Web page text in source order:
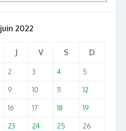
juin 2022
J V S D
2 3 4 5
9 10 11 12
16 17 18 19
23 24 25 26